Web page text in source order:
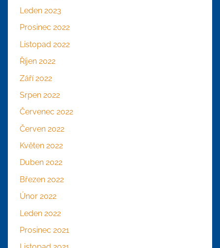
Leden 2023
Prosinec 2022
Listopad 2022
Říjen 2022
Září 2022
Srpen 2022
Červenec 2022
Červen 2022
Květen 2022
Duben 2022
Březen 2022
Únor 2022
Leden 2022
Prosinec 2021